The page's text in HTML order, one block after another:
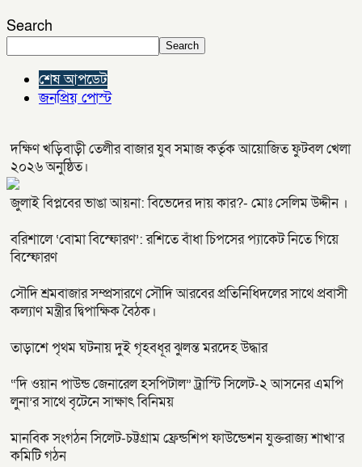
Search
Search
শেষ আপডেট
জনপ্রিয় পোস্ট
দক্ষিণ খড়িবাড়ী তেলীর বাজার যুব সমাজ কর্তৃক আয়োজিত ফুটবল খেলা
২০২৬ অনুষ্ঠিত।
জুলাই বিপ্লবের ভাঙা আয়না: বিভেদের দায় কার?- মোঃ সেলিম উদ্দীন ।
বরিশালে ‘বোমা বিস্ফোরণ’: রশিতে বাঁধা চিপসের প্যাকেট নিতে গিয়ে
বিস্ফোরণ
সৌদি শ্রমবাজার সম্প্রসারণে সৌদি আরবের প্রতিনিধিদলের সাথে প্রবাসী
কল্যাণ মন্ত্রীর দ্বিপাক্ষিক বৈঠক।
তাড়াশে পৃথম ঘটনায় দুই গৃহবধূর ঝুলন্ত মরদেহ উদ্ধার
“দি ওয়ান পাউন্ড জেনারেল হসপিটাল” ট্রাস্টি সিলেট-২ আসনের এমপি
লুনা’র সা‌থে বৃটেনে সাক্ষাৎ বিনিময়
মানবিক সংগঠন সিলেট-চট্টগ্রাম ফ্রেন্ডশিপ ফাউন্ডেশন যুক্তরাজ্য শাখা’র
কমিটি গঠন